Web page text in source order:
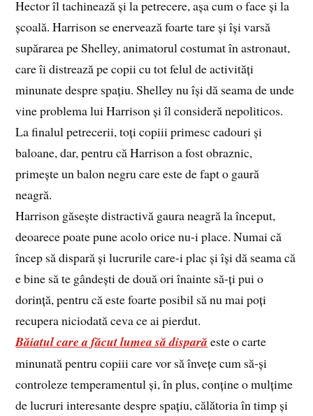
Hector îl tachinează și la petrecere, așa cum o face și la
școală. Harrison se enervează foarte tare și își varsă
supărarea pe Shelley, animatorul costumat în astronaut,
care îi distrează pe copii cu tot felul de activități
minunate despre spațiu. Shelley nu își dă seama de unde
vine problema lui Harrison și îl consideră nepoliticos.
La finalul petrecerii, toți copiii primesc cadouri și
baloane, dar, pentru că Harrison a fost obraznic,
primește un balon negru care este de fapt o gaură
neagră.
Harrison găsește distractivă gaura neagră la început,
deoarece poate pune acolo orice nu-i place. Numai că
încep să dispară și lucrurile care-i plac și își dă seama că
e bine să te gândești de două ori înainte să-ți pui o
dorință, pentru că este foarte posibil să nu mai poți
recupera niciodată ceva ce ai pierdut.
Băiatul care a făcut lumea să dispară este o carte
minunată pentru copiii care vor să învețe cum să-și
controleze temperamentul și, în plus, conține o mulțime
de lucruri interesante despre spațiu, călătoria în timp și